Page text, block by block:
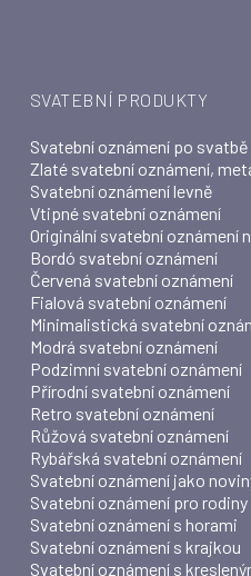
SVATEBNÍ PRODUKTY
Svatební oznámení po svatbě
Zlaté svatební oznámení,
Svatební oznámení levně
Vtipné svatební oznámení
Originální svatební oznámení
Bordó svatební oznámení
Červená svatební oznámení
Fialová svatební oznámení
Minimalistická svatební
Modrá svatební oznámení
Podzimní svatební oznámení
Přírodní svatební oznámení
Retro svatební oznámení
Růžová svatební oznámení
Rybářská svatební oznámení
Svatební oznámení jako
Svatební oznámení pro
Svatební oznámení s horami
Svatební oznámení s krajkou
Svatební oznámení s